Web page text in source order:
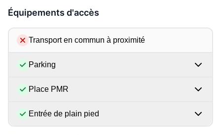
Équipements d'accès
Transport en commun à proximité
Parking
Place PMR
Entrée de plain pied